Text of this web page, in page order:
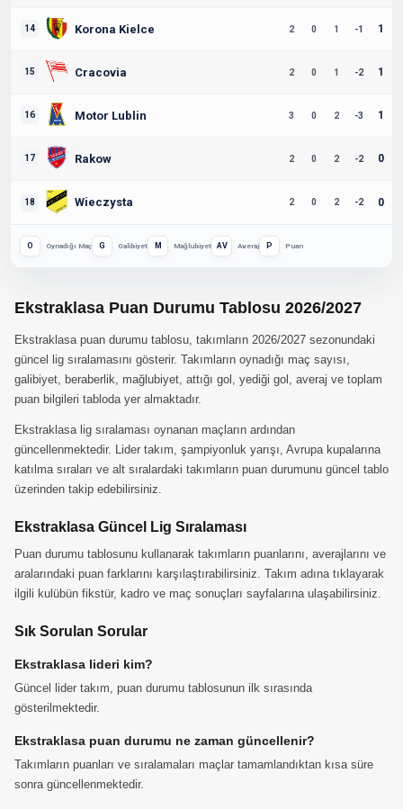
14 Korona Kielce 2 0 1 -1 1
15 Cracovia 2 0 1 -2 1
16 Motor Lublin 3 0 2 -3 1
17 Rakow 2 0 2 -2 0
18 Wieczysta 2 0 2 -2 0
O Oynadığı Maç G Galibiyet M Mağlubiyet AV Averaj P Puan
Ekstraklasa Puan Durumu Tablosu 2026/2027
Ekstraklasa puan durumu tablosu, takımların 2026/2027 sezonundaki
güncel lig sıralamasını gösterir. Takımların oynadığı maç sayısı,
galibiyet, beraberlik, mağlubiyet, attığı gol, yediği gol, averaj ve toplam
puan bilgileri tabloda yer almaktadır.
Ekstraklasa lig sıralaması oynanan maçların ardından
güncellenmektedir. Lider takım, şampiyonluk yarışı, Avrupa kupalarına
katılma sıraları ve alt sıralardaki takımların puan durumunu güncel tablo
üzerinden takip edebilirsiniz.
Ekstraklasa Güncel Lig Sıralaması
Puan durumu tablosunu kullanarak takımların puanlarını, averajlarını ve
aralarındaki puan farklarını karşılaştırabilirsiniz. Takım adına tıklayarak
ilgili kulübün fikstür, kadro ve maç sonuçları sayfalarına ulaşabilirsiniz.
Sık Sorulan Sorular
Ekstraklasa lideri kim?
Güncel lider takım, puan durumu tablosunun ilk sırasında
gösterilmektedir.
Ekstraklasa puan durumu ne zaman güncellenir?
Takımların puanları ve sıralamaları maçlar tamamlandıktan kısa süre
sonra güncellenmektedir.